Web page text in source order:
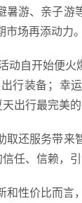
游、亲子游
场再添动力。
动自开始便
行装备；幸
出行最完美的
还服务带来
任、信赖，引
性价比而言